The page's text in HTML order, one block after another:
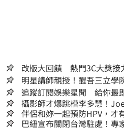
改版大回饋 熱門3C大獎接
明星講師親授！醒吾三立學
追蹤訂閱娛樂星聞 給你最
攝影師才爆跳槽李多慧！
「其實我很清楚」
伴侶和妳一起預防HPV，才
巴紐宣布關閉台灣駐處！專